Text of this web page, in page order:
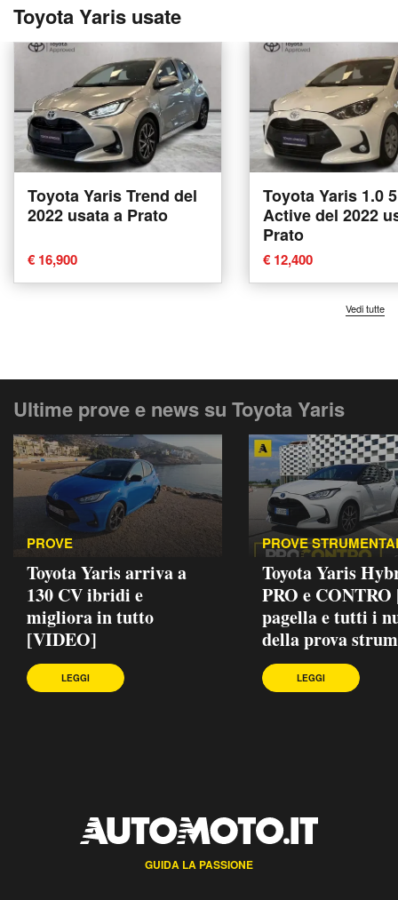
Toyota Yaris usate
Toyota Yaris Trend del
2022 usata a Prato
€ 16,900
Toyota Yaris 1.0
Active del 2022
Prato
€ 12,400
Vedi tutte
Ultime prove e news su Toyota Yaris
PROVE
Toyota Yaris arriva a
130 CV ibridi e
migliora in tutto
[VIDEO]
LEGGI
PROVE
Toyota Yaris
PRO e CONTRO
pagella e tutti i
della prova
LEGGI
GUIDA LA PASSIONE